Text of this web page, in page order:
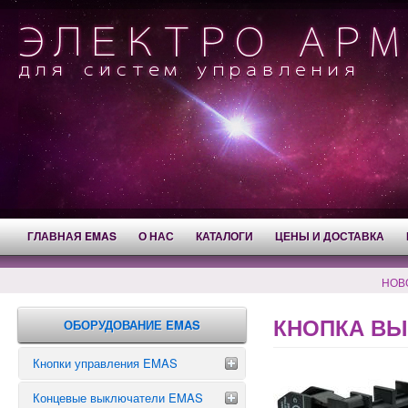
ГЛАВНАЯ EMAS О НАС КАТАЛОГИ ЦЕНЫ И ДОСТАВКА
ОБОРУДОВАНИЕ EMAS
Кнопки управления EMAS
Аварийные кнопки
Концевые выключатели EMAS
КНОПКА